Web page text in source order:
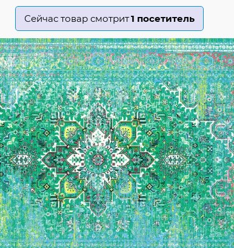
Сейчас товар смотрит1 посетитель